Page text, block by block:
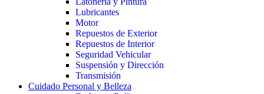
Lubricantes
Motor
Repuestos de Exterior
Repuestos de Interior
Seguridad Vehicular
Suspensión y Dirección
Transmisión
Cuidado Personal y Belleza